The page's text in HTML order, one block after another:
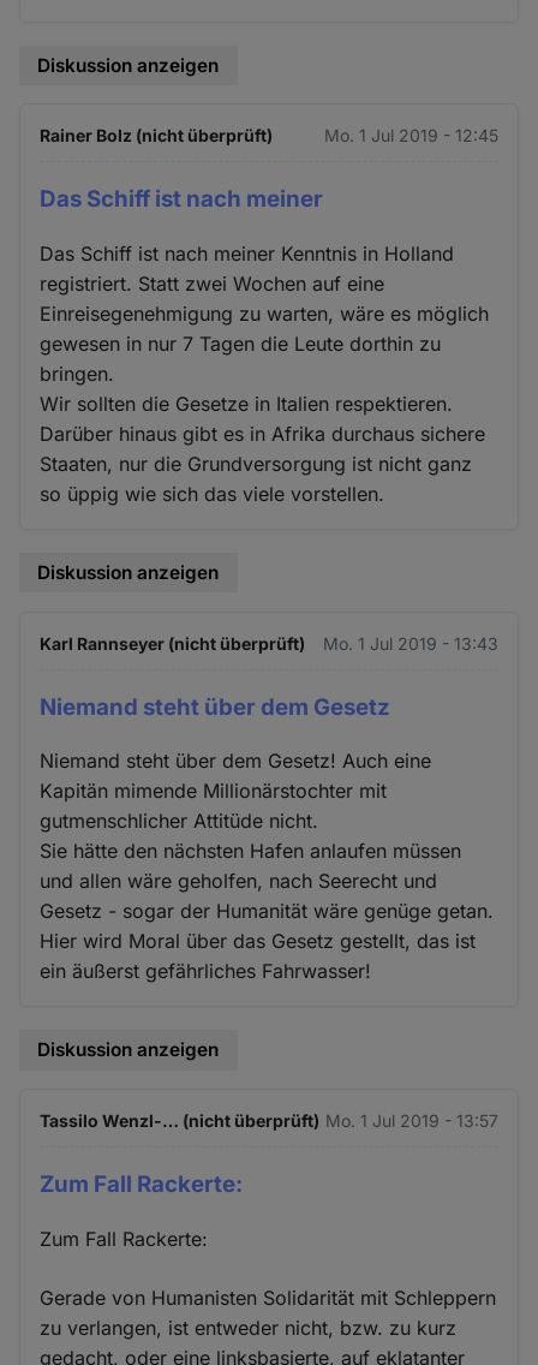
Diskussion anzeigen
Rainer Bolz (nicht überprüft) Mo. 1 Jul 2019 - 12:45
Das Schiff ist nach meiner
Das Schiff ist nach meiner Kenntnis in Holland
registriert. Statt zwei Wochen auf eine
Einreisegenehmigung zu warten, wäre es möglich
gewesen in nur 7 Tagen die Leute dorthin zu
bringen.
Wir sollten die Gesetze in Italien respektieren.
Darüber hinaus gibt es in Afrika durchaus sichere
Staaten, nur die Grundversorgung ist nicht ganz
so üppig wie sich das viele vorstellen.
Diskussion anzeigen
Karl Rannseyer (nicht überprüft) Mo. 1 Jul 2019 - 13:43
Niemand steht über dem Gesetz
Niemand steht über dem Gesetz! Auch eine
Kapitän mimende Millionärstochter mit
gutmenschlicher Attitüde nicht.
Sie hätte den nächsten Hafen anlaufen müssen
und allen wäre geholfen, nach Seerecht und
Gesetz - sogar der Humanität wäre genüge getan.
Hier wird Moral über das Gesetz gestellt, das ist
ein äußerst gefährliches Fahrwasser!
Diskussion anzeigen
Tassilo Wenzl-… (nicht überprüft) Mo. 1 Jul 2019 - 13:57
Zum Fall Rackerte:
Zum Fall Rackerte:
Gerade von Humanisten Solidarität mit Schleppern
zu verlangen, ist entweder nicht, bzw. zu kurz
gedacht, oder eine linksbasierte, auf eklatanter